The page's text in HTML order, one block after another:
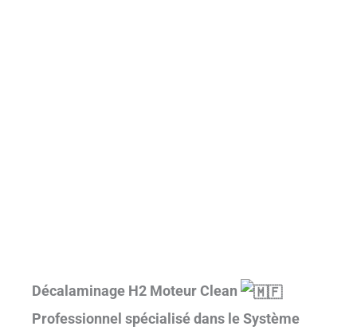
Décalaminage H2 Moteur Clean
Professionnel spécialisé dans le Système